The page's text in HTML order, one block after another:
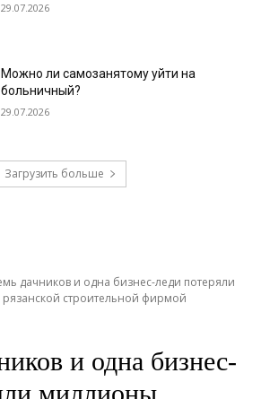
29.07.2026
Можно ли самозанятому уйти на
больничный?
29.07.2026
Загрузить больше